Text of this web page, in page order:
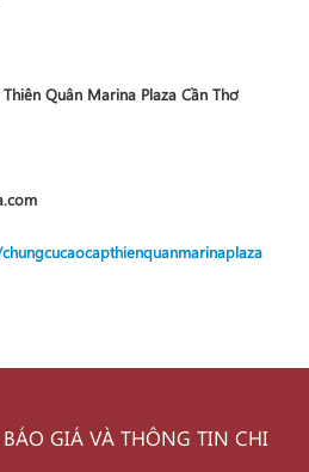
Quân Marina Plaza Cần Thơ
GIÁ VÀ THÔNG TIN CHI